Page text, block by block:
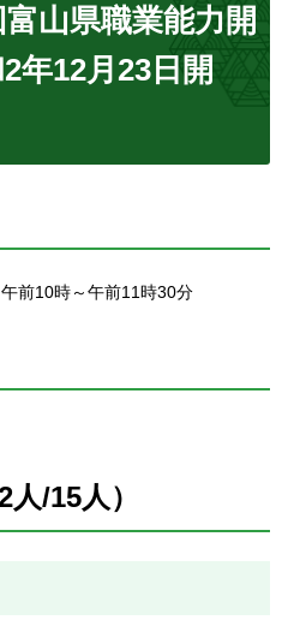
山県職業能力開
年12月23日開
前10時～午前11時30分
/15人）